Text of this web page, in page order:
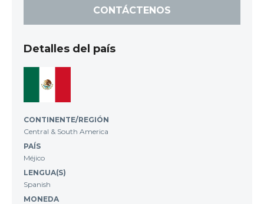
CONTÁCTENOS
Detalles del país
CONTINENTE/REGIÓN
Central & South America
PAÍS
Méjico
LENGUA(S)
Spanish
MONEDA